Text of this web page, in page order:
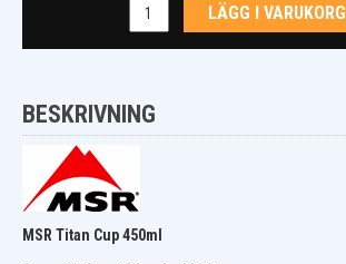
LÄGG I VARUKORG
BESKRIVNING
MSR Titan Cup 450ml